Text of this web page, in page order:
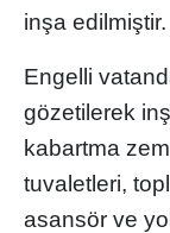
inşa edilmiştir.
Engelli
gözetilerek
kabartma
tuvaletleri,
asansör ve